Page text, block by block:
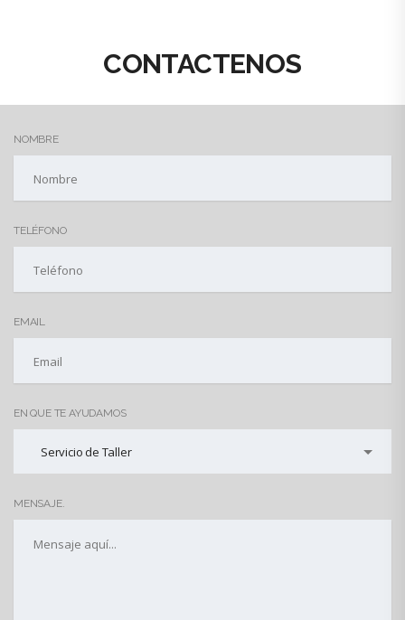
CONTACTENOS
NOMBRE
TELÉFONO
EMAIL
EN QUE TE AYUDAMOS
Servicio de Taller
MENSAJE.